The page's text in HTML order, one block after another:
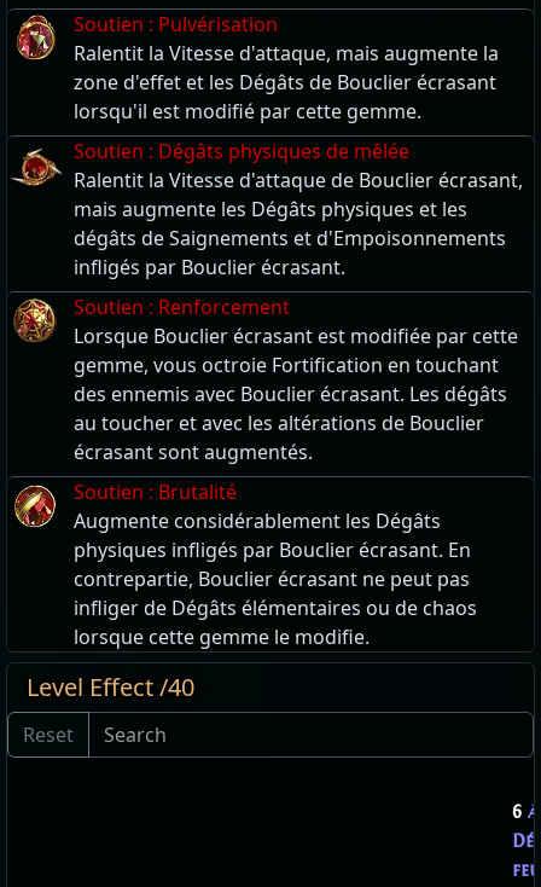
Soutien : Pulvérisation
Ralentit la Vitesse d'attaque, mais augmente la
zone d'effet et les Dégâts de Bouclier écrasant
lorsqu'il est modifié par cette gemme.
Soutien : Dégâts physiques de mêlée
Ralentit la Vitesse d'attaque de Bouclier écrasant,
mais augmente les Dégâts physiques et les
dégâts de Saignements et d'Empoisonnements
infligés par Bouclier écrasant.
Soutien : Renforcement
Lorsque Bouclier écrasant est modifiée par cette
gemme, vous octroie Fortification en touchant
des ennemis avec Bouclier écrasant. Les dégâts
au toucher et avec les altérations de Bouclier
écrasant sont augmentés.
Soutien : Brutalité
Augmente considérablement les Dégâts
physiques infligés par Bouclier écrasant. En
contrepartie, Bouclier écrasant ne peut pas
infliger de Dégâts élémentaires ou de chaos
lorsque cette gemme le modifie.
Level Effect /40
6